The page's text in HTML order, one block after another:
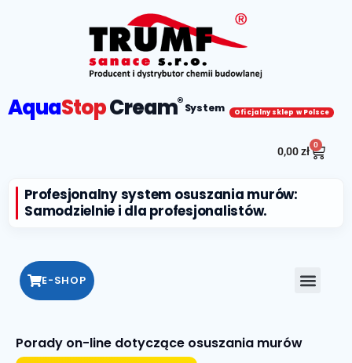
AquaStopCream®System Oficjalny sklep w Polsce
0,00zł
0
Profesjonalny system osuszania murów:
Samodzielnie i dla profesjonalistów.
E-SHOP
Porady on-line dotyczące osuszania murów